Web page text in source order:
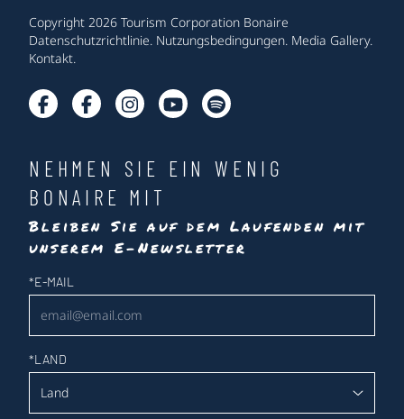
Copyright 2026 Tourism Corporation Bonaire
Datenschutzrichtlinie. Nutzungsbedingungen. Media Gallery.
Kontakt.
NEHMEN SIE EIN WENIG
BONAIRE MIT
Bleiben Sie auf dem Laufenden mit
unserem E-Newsletter
Newsletter
*E-MAIL
*LAND